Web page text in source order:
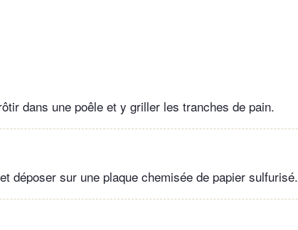
dans une poêle et y griller les tranches de pain.
déposer sur une plaque chemisée de papier sulfurisé.